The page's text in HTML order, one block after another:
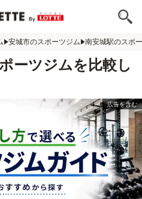
安城市のスポーツジム 南安城駅のスポ
ーツジムを比較し